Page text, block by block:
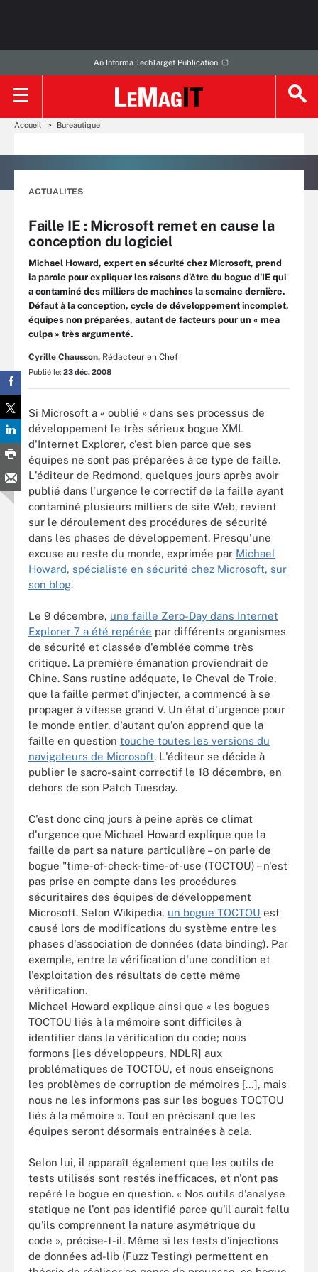
An Informa TechTarget Publication
Accueil Bureautique
ACTUALITES
Faille IE : Microsoft remet en cause la
conception du logiciel
Michael Howard, expert en sécurité chez Microsoft, prend
la parole pour expliquer les raisons d'être du bogue d'IE qui
a contaminé des milliers de machines la semaine dernière.
Défaut à la conception, cycle de développement incomplet,
équipes non préparées, autant de facteurs pour un « mea
culpa » très argumenté.
Cyrille Chausson, Rédacteur en Chef
Publié le: 23 déc. 2008
Si Microsoft a « oublié » dans ses processus de
développement le très sérieux bogue XML
d'Internet Explorer, c'est bien parce que ses
équipes ne sont pas préparées à ce type de faille.
L'éditeur de Redmond, quelques jours après avoir
publié dans l'urgence le correctif de la faille ayant
contaminé plusieurs milliers de site Web, revient
sur le déroulement des procédures de sécurité
dans les phases de développement. Presqu'une
excuse au reste du monde, exprimée par Michael
Howard, spécialiste en sécurité chez Microsoft, sur
son blog.
Le 9 décembre, une faille Zero-Day dans Internet
Explorer 7 a été repérée par différents organismes
de sécurité et classée d'emblée comme très
critique. La première émanation proviendrait de
Chine. Sans rustine adéquate, le Cheval de Troie,
que la faille permet d'injecter, a commencé à se
propager à vitesse grand V. Un état d'urgence pour
le monde entier, d'autant qu'on apprend que la
faille en question touche toutes les versions du
navigateurs de Microsoft. L'éditeur se décide à
publier le sacro-saint correctif le 18 décembre, en
dehors de son Patch Tuesday.
C'est donc cinq jours à peine après ce climat
d'urgence que Michael Howard explique que la
faille de part sa nature particulière – on parle de
bogue "time-of-check-time-of-use (TOCTOU) – n'est
pas prise en compte dans les procédures
sécuritaires des équipes de développement
Microsoft. Selon Wikipedia, un bogue TOCTOU est
causé lors de modifications du système entre les
phases d'association de données (data binding). Par
exemple, entre la vérification d'une condition et
l'exploitation des résultats de cette même
vérification.
Michael Howard explique ainsi que « les bogues
TOCTOU liés à la mémoire sont difficiles à
identifier dans la vérification du code; nous
formons [les développeurs, NDLR] aux
problématiques de TOCTOU, et nous enseignons
les problèmes de corruption de mémoires […], mais
nous ne les informons pas sur les bogues TOCTOU
liés à la mémoire ». Tout en précisant que les
équipes seront désormais entrainées à cela.
Selon lui, il apparaît également que les outils de
tests utilisés sont restés inefficaces, et n'ont pas
repéré le bogue en question. « Nos outils d'analyse
statique ne l'ont pas identifié parce qu'il aurait fallu
qu'ils comprennent la nature asymétrique du
code », précise-t-il. Même si les tests d'injections
de données ad-lib (Fuzz Testing) permettent en